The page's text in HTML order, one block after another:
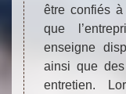
être confiés
que
enseigne
ainsi que
entretien.